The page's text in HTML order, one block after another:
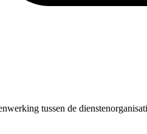
tussen de